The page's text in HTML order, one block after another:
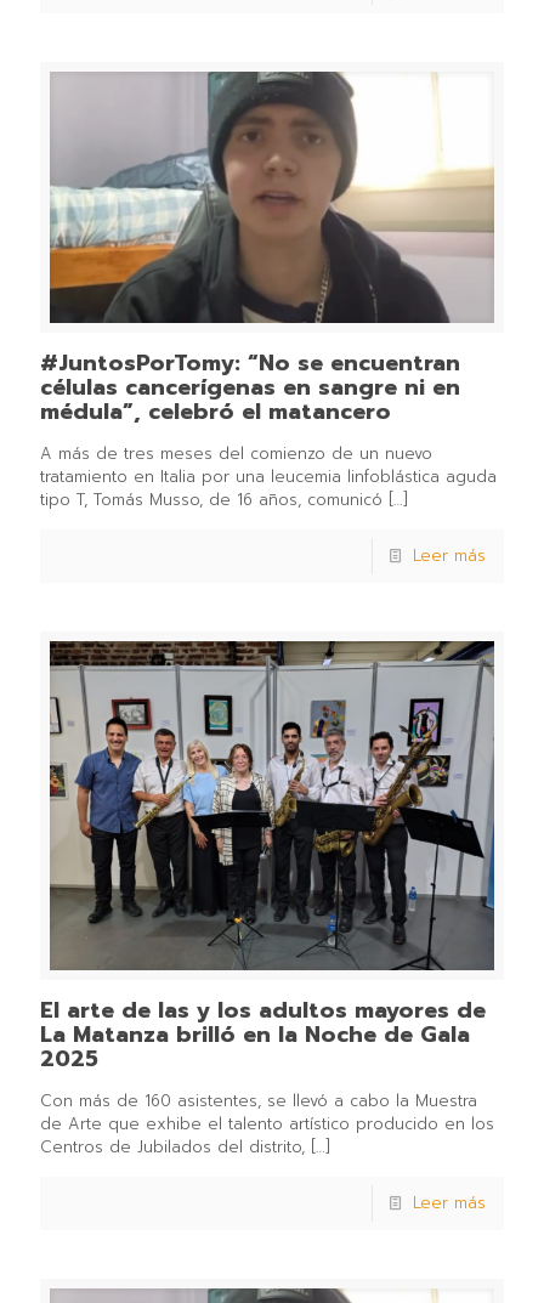
#JuntosPorTomy: “No se encuentran
células cancerígenas en sangre ni en
médula”, celebró el matancero
A más de tres meses del comienzo de un nuevo
tratamiento en Italia por una leucemia linfoblástica aguda
tipo T, Tomás Musso, de 16 años, comunicó […]
Leer más
El arte de las y los adultos mayores de
La Matanza brilló en la Noche de Gala
2025
Con más de 160 asistentes, se llevó a cabo la Muestra
de Arte que exhibe el talento artístico producido en los
Centros de Jubilados del distrito, […]
Leer más